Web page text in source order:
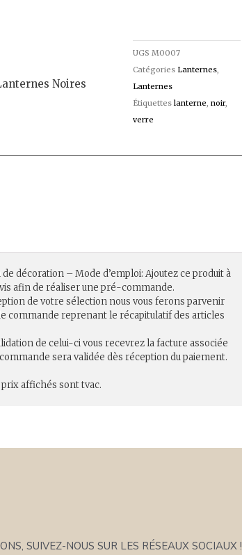
Noires
UGS M0007
Catégories Lanternes,
Lanternes
Étiquettes lanterne, noir,
verre
décoration – Mode d’emploi: Ajoutez ce produit à
afin de réaliser une pré-commande.
de votre sélection nous vous ferons parvenir
commande reprenant le récapitulatif des articles
de celui-ci vous recevrez la facture associée
sera validée dès réception du paiement.
prix affichés sont tvac.
SUIVEZ-NOUS SUR LES RÉSEAUX SOCIAUX !